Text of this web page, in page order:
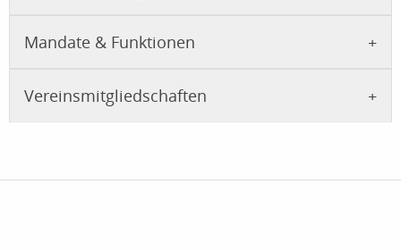
Mandate & Funktionen
Vereinsmitgliedschaften